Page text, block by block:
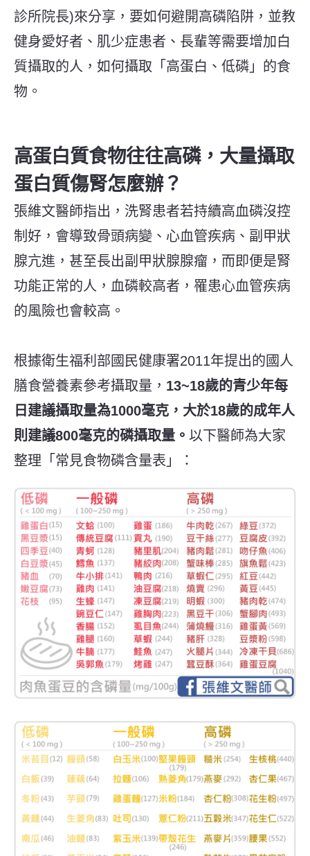
診所院長)來分享，要如何避開高磷陷阱，並教
健身愛好者、肌少症患者、長輩等需要增加白
質攝取的人，如何攝取「高蛋白、低磷」的食
物。
高蛋白質食物往往高磷，大量攝取
蛋白質傷腎怎麼辦？
張維文醫師指出，洗腎患者若持續高血磷沒控
制好，會導致骨頭病變、心血管疾病、副甲狀
腺亢進，甚至長出副甲狀腺腺瘤，而即便是腎
功能正常的人，血磷較高者，罹患心血管疾病
的風險也會較高。
根據衛生福利部國民健康署2011年提出的國人
膳食營養素參考攝取量， 13~18歲的青少年每
日建議攝取量為1000毫克，大於18歲的成年人
則建議800毫克的磷攝取量。 以下醫師為大家
整理「常見食物磷含量表」：